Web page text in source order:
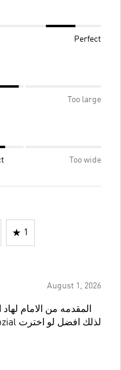
Perfect
Too large
Too wide
1
August 1, 2026
المقدمه من الامام